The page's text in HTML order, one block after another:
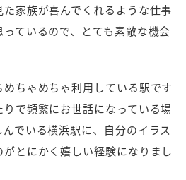
家族が喜んでくれるような仕事
ているので、とても素敵な機会
ちゃめちゃ利用している駅です
で頻繁にお世話になっている場
でいる横浜駅に、自分のイラス
がとにかく嬉しい経験になりまし